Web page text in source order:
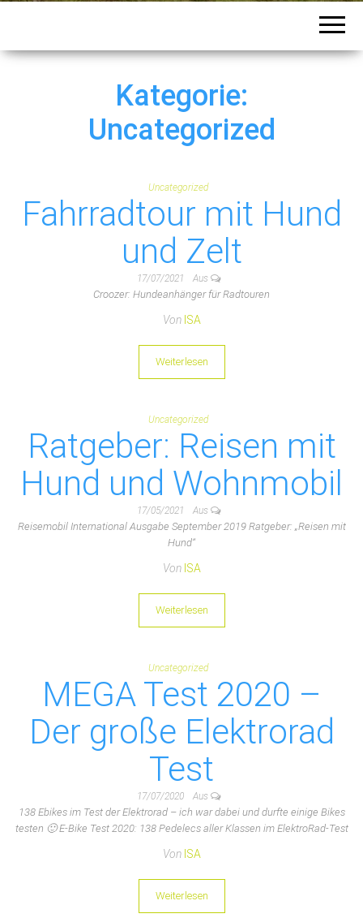
Kategorie:
Uncategorized
Uncategorized
Fahrradtour mit Hund
und Zelt
17/07/2021 Aus
Croozer: Hundeanhänger für Radtouren
Von ISA
Weiterlesen
Uncategorized
Ratgeber: Reisen mit
Hund und Wohnmobil
17/05/2021 Aus
Reisemobil International Ausgabe September 2019 Ratgeber: „Reisen mit
Hund“
Von ISA
Weiterlesen
Uncategorized
MEGA Test 2020 –
Der große Elektrorad
Test
17/07/2020 Aus
138 Ebikes im Test der Elektrorad – ich war dabei und durfte einige Bikes
testen 🙂 E-Bike Test 2020: 138 Pedelecs aller Klassen im ElektroRad-Test
Von ISA
Weiterlesen